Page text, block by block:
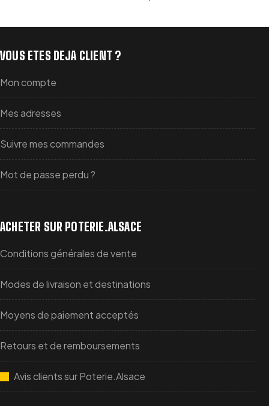
VOUS ETES DEJA CLIENT ?
Mon compte
Mes adresses
Suivre mes commandes
Mot de passe perdu ?
ACHETER SUR POTERIE.ALSACE
Conditions générales de vente
Modes de livraison et destinations
Moyens de paiement acceptés
Retours et de remboursements
Avis clients sur Poterie.Alsace